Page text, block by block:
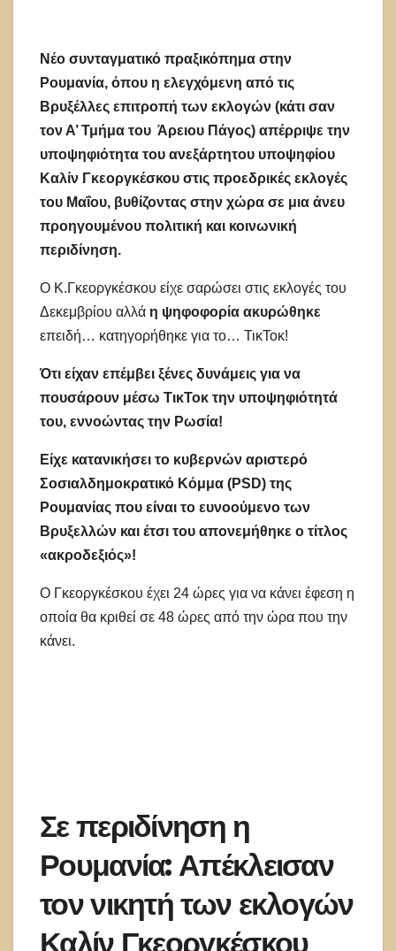
Νέο συνταγματικό πραξικόπημα στην
Ρουμανία, όπου η ελεγχόμενη από τις
Βρυξέλλες επιτροπή των εκλογών (κάτι σαν
τον Α’ Τμήμα του Άρειου Πάγος) απέρριψε την
υποψηφιότητα του ανεξάρτητου υποψηφίου
Καλίν Γκεοργκέσκου στις προεδρικές εκλογές
του Μαΐου, βυθίζοντας στην χώρα σε μια άνευ
προηγουμένου πολιτική και κοινωνική
περιδίνηση.
Ο Κ.Γκεοργκέσκου είχε σαρώσει στις εκλογές του
Δεκεμβρίου αλλά η ψηφοφορία ακυρώθηκε
επειδή… κατηγορήθηκε για το… ΤικΤοκ!
Ότι είχαν επέμβει ξένες δυνάμεις για να
πουσάρουν μέσω ΤικΤοκ την υποψηφιότητά
του, εννοώντας την Ρωσία!
Είχε κατανικήσει το κυβερνών αριστερό
Σοσιαλδημοκρατικό Κόμμα (PSD) της
Ρουμανίας που είναι το ευνοούμενο των
Βρυξελλών και έτσι του απονεμήθηκε ο τίτλος
«ακροδεξιός»!
Ο Γκεοργκέσκου έχει 24 ώρες για να κάνει έφεση η
οποία θα κριθεί σε 48 ώρες από την ώρα που την
κάνει.
Σε περιδίνηση η
Ρουμανία: Απέκλεισαν
τον νικητή των εκλογών
Καλίν Γκεοργκέσκου